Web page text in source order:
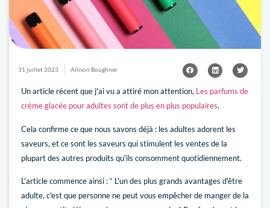
31 juillet 2023 Allison Boughner
Un article récent que j'ai vu a attiré mon attention, Les parfums de
crème glacée pour adultes sont de plus en plus populaires.
Cela confirme ce que nous savons déjà : les adultes adorent les
saveurs, et ce sont les saveurs qui stimulent les ventes de la
plupart des autres produits qu'ils consomment quotidiennement.
L'article commence ainsi : “ L'un des plus grands avantages d'être
adulte, c'est que personne ne peut vous empêcher de manger de la